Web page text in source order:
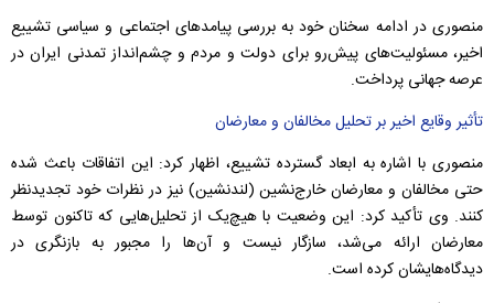
منصوری در ادامه سخنان خود به بررسی پیامدهای اجتماعی و سیاسی تشییع
اخیر، مسئولیت‌های پیش‌رو برای دولت و مردم و چشم‌انداز تمدنی ایران در
عرصه جهانی پرداخت.
تأثیر وقایع اخیر بر تحلیل مخالفان و معارضان
منصوری با اشاره به ابعاد گسترده تشییع، اظهار کرد: این اتفاقات باعث شده
حتی مخالفان و معارضان خارج‌نشین (لندنشین) نیز در نظرات خود تجدیدنظر
کنند. وی تأکید کرد: این وضعیت با هیچ‌یک از تحلیل‌هایی که تاکنون توسط
معارضان ارائه می‌شد، سازگار نیست و آن‌ها را مجبور به بازنگری در
دیدگاه‌هایشان کرده است.